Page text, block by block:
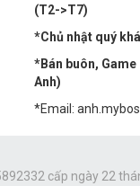
(T2->T7)
*Chủ nhật quý
*Bán buôn, Game
Anh)
*Email:
cấp ngày 22